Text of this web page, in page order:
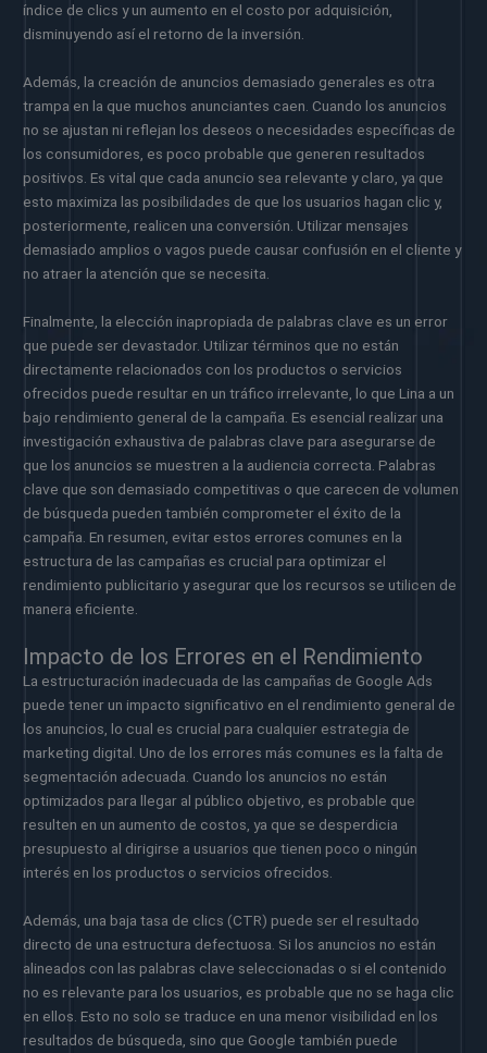
índice de clics y un aumento en el costo por adquisición,
disminuyendo así el retorno de la inversión.
Además, la creación de anuncios demasiado generales es otra
trampa en la que muchos anunciantes caen. Cuando los anuncios
no se ajustan ni reflejan los deseos o necesidades específicas de
los consumidores, es poco probable que generen resultados
positivos. Es vital que cada anuncio sea relevante y claro, ya que
esto maximiza las posibilidades de que los usuarios hagan clic y,
posteriormente, realicen una conversión. Utilizar mensajes
demasiado amplios o vagos puede causar confusión en el cliente y
no atraer la atención que se necesita.
Finalmente, la elección inapropiada de palabras clave es un error
que puede ser devastador. Utilizar términos que no están
directamente relacionados con los productos o servicios
ofrecidos puede resultar en un tráfico irrelevante, lo que Lina a un
bajo rendimiento general de la campaña. Es esencial realizar una
investigación exhaustiva de palabras clave para asegurarse de
que los anuncios se muestren a la audiencia correcta. Palabras
clave que son demasiado competitivas o que carecen de volumen
de búsqueda pueden también comprometer el éxito de la
campaña. En resumen, evitar estos errores comunes en la
estructura de las campañas es crucial para optimizar el
rendimiento publicitario y asegurar que los recursos se utilicen de
manera eficiente.
Impacto de los Errores en el Rendimiento
La estructuración inadecuada de las campañas de Google Ads
puede tener un impacto significativo en el rendimiento general de
los anuncios, lo cual es crucial para cualquier estrategia de
marketing digital. Uno de los errores más comunes es la falta de
segmentación adecuada. Cuando los anuncios no están
optimizados para llegar al público objetivo, es probable que
resulten en un aumento de costos, ya que se desperdicia
presupuesto al dirigirse a usuarios que tienen poco o ningún
interés en los productos o servicios ofrecidos.
Además, una baja tasa de clics (CTR) puede ser el resultado
directo de una estructura defectuosa. Si los anuncios no están
alineados con las palabras clave seleccionadas o si el contenido
no es relevante para los usuarios, es probable que no se haga clic
en ellos. Esto no solo se traduce en una menor visibilidad en los
resultados de búsqueda, sino que Google también puede